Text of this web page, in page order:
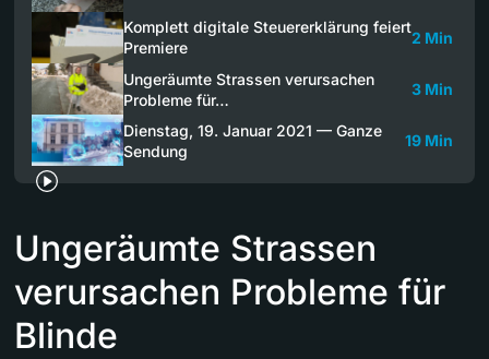
Komplett digitale Steuererklärung feiert
Premiere
2 Min
Ungeräumte Strassen verursachen
Probleme für…
3 Min
Dienstag, 19. Januar 2021 — Ganze
Sendung
19 Min
Ungeräumte Strassen
verursachen Probleme für
Blinde